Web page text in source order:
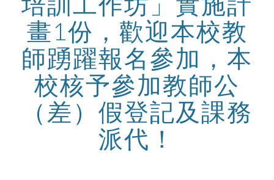
畫1份，歡迎本校教
師踴躍報名參加，本
校核予參加教師公
（差）假登記及課務
派代！